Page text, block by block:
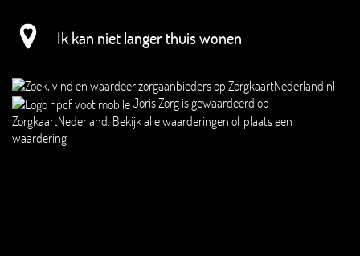
Joris Zorg is gewaardeerd op
ZorgkaartNederland. Bekijk alle waarderingen of plaats een
waardering
Ik kan niet langer thuis wonen